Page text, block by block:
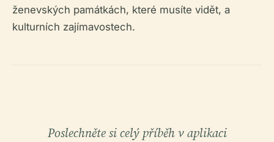
ženevských památkách, které musíte vidět, a
kulturních zajímavostech.
Poslechněte si celý příběh v aplikaci